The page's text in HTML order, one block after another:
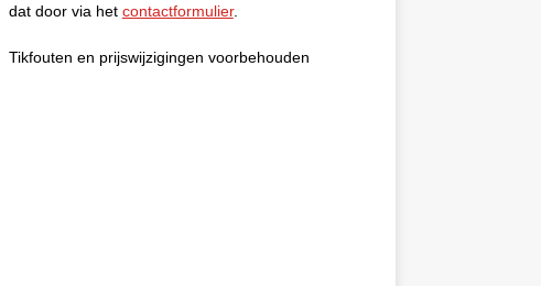
dat door via het contactformulier.
Tikfouten en prijswijzigingen voorbehouden